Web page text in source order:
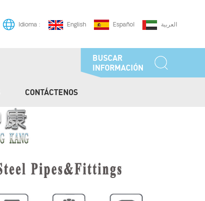
Idioma : English Español العربية
BUSCAR
INFORMACIÓN
CONTÁCTENOS